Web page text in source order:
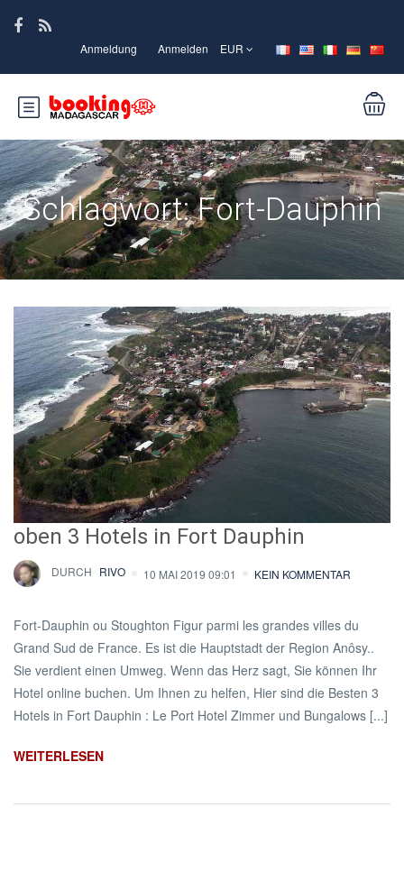
Anmeldung Anmelden EUR
Schlagwort:Fort-Dauphin
oben 3 Hotels in Fort Dauphin
DURCH RIVO 10 MAI 2019 09:01 KEIN KOMMENTAR
Fort-Dauphin ou Stoughton Figur parmi les grandes villes du
Grand Sud de France. Es ist die Hauptstadt der Region Anôsy..
Sie verdient einen Umweg. Wenn das Herz sagt, Sie können Ihr
Hotel online buchen. Um Ihnen zu helfen, Hier sind die Besten 3
Hotels in Fort Dauphin : Le Port Hotel Zimmer und Bungalows [...]
WEITERLESEN